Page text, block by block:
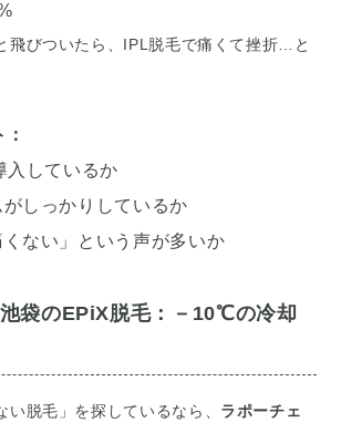
飛びついたら、IPL脱毛で痛くて挫折…と
入しているか
がしっかりしているか
くない」という声が多いか
袋のEPiX脱毛：－10℃の冷却
い脱毛」を探しているなら、 ラポーチェ